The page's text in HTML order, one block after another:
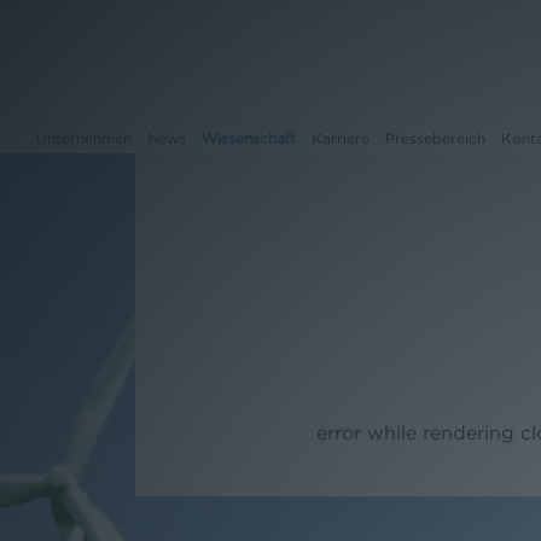
Wissenschaft Karriere Pressebereich
Kontakt
error while rendering